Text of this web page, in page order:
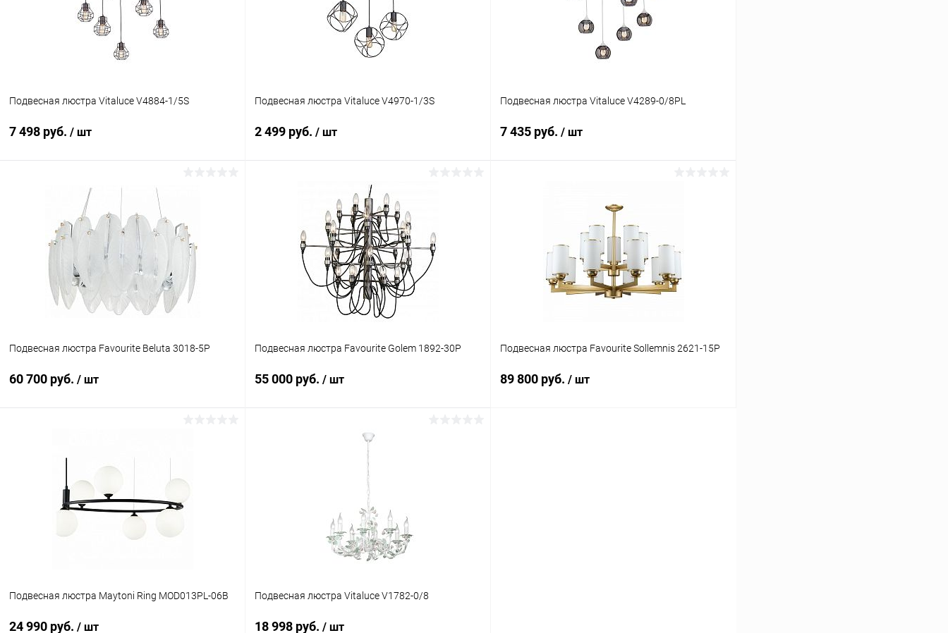
Подвесная люстра Vitaluce V4884-1/5S
7 498 руб. / шт
В корзину
Купить в 1 клик Сравнение
В избранное В наличии
Подвесная люстра Vitaluce V4970-1/3S
2 499 руб. / шт
В корзину
Купить в 1 клик Сравнение
В избранное В наличии
Подвесная люстра Vitaluce V4289-0/8PL
7 435 руб. / шт
В избранное В наличии
Подвесная люстра Favourite Beluta 3018-5P
60 700 руб. / шт
В избранное В наличии
Подвесная люстра Favourite Golem 1892-30P
55 000 руб. / шт
В корзину
Подвесная люстра Favourite Sollemnis 2621-15P
89 800 руб. / шт
Подвесная люстра Maytoni Ring MOD013PL-06B
24 990 руб. / шт
Подвесная люстра Vitaluce V1782-0/8
18 998 руб. / шт